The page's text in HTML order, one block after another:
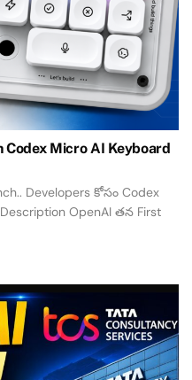
Micro AI Keyboard
Developers కోసం Codex
OpenAI తన First